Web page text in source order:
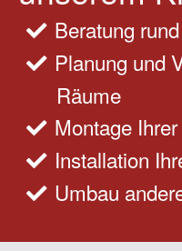
Beratung
Planung und
Räume
Montage
Installation
Umbau